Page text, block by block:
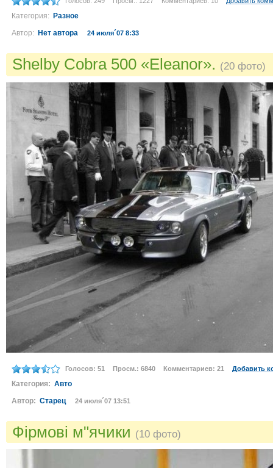
Категория: Разное
Автор: Нет автора 24 июля´07 8:33
Shelby Cobra 500 «Eleanor». (20 фото)
Голосов: 51 Просм.: 6840 Комментариев: 21 Добавить
Категория: Авто
Автор: Старец 24 июля´07 13:51
Фірмові м"ячики (10 фото)